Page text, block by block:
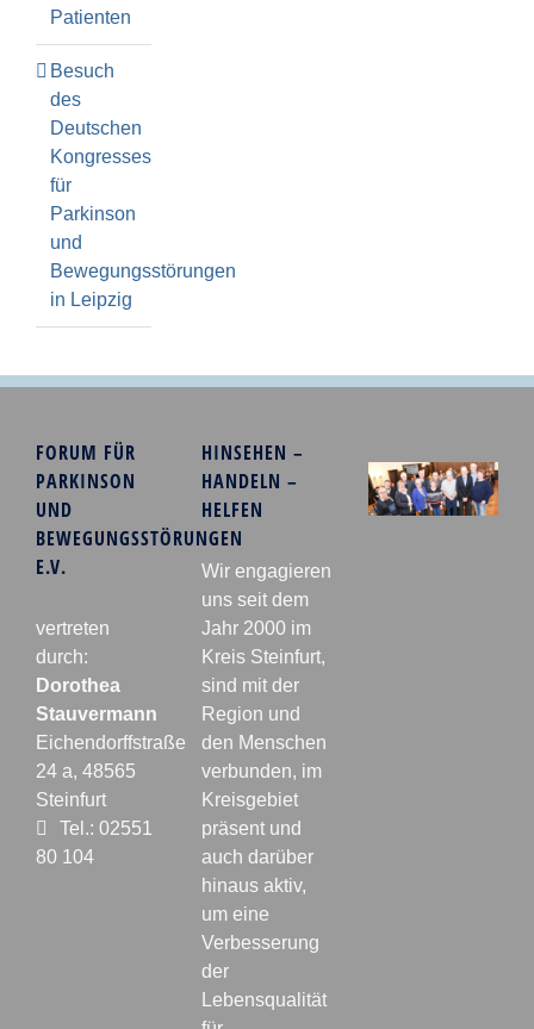
Patienten
Besuch
des
Deutschen
Kongresses
für
Parkinson
und
Bewegungsstörungen
in Leipzig
FORUM FÜR
PARKINSON
UND
BEWEGUNGSSTÖRUNGEN
E.V.
vertreten
durch:
Dorothea
Stauvermann
Eichendorffstraße
24 a, 48565
Steinfurt
Tel.: 02551
80 104
HINSEHEN –
HANDELN –
HELFEN
Wir engagieren
uns seit dem
Jahr 2000 im
Kreis Steinfurt,
sind mit der
Region und
den Menschen
verbunden, im
Kreisgebiet
präsent und
auch darüber
hinaus aktiv,
um eine
Verbesserung
der
Lebensqualität